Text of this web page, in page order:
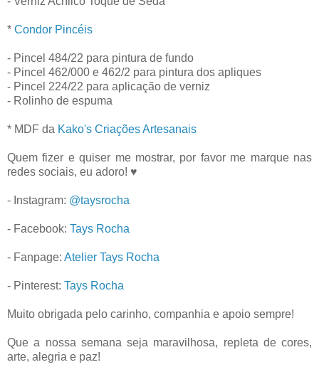
* Condor Pincéis
- Pincel 484/22 para pintura de fundo
- Pincel 462/000 e 462/2 para pintura dos apliques
- Pincel 224/22 para aplicação de verniz
- Rolinho de espuma
* MDF da Kako's Criações Artesanais
Quem fizer e quiser me mostrar, por favor me marque nas
redes sociais, eu adoro! ♥
- Instagram: @taysrocha
- Facebook: Tays Rocha
- Fanpage: Atelier Tays Rocha
- Pinterest: Tays Rocha
Muito obrigada pelo carinho, companhia e apoio sempre!
Que a nossa semana seja maravilhosa, repleta de cores,
arte, alegria e paz!